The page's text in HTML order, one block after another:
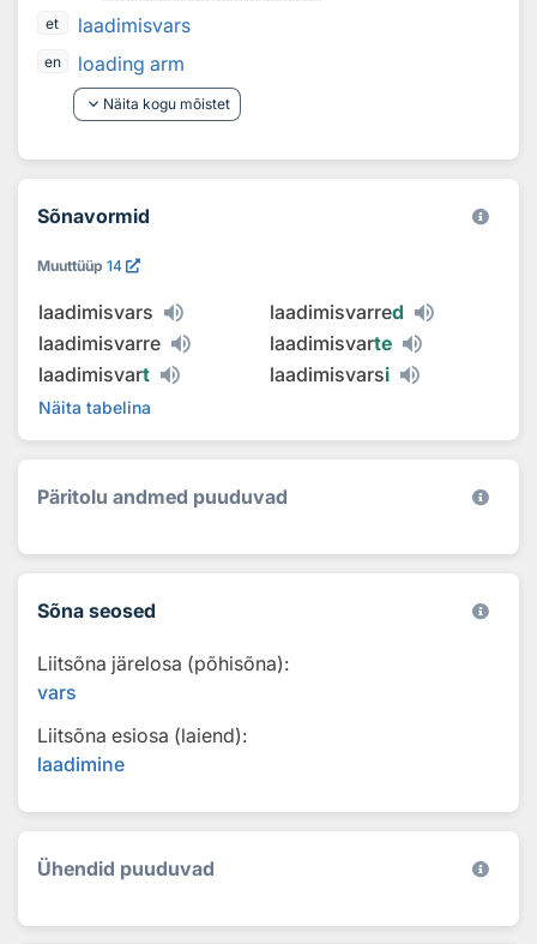
et
laadimisvars
en
loading arm
keyboard_arrow_down Näita kogu mõistet
Sõnavormid
Muuttüüp 14
laadimisvars laadimisvarred
laadimisvarre
laadimisvarte
laadimisvart laadimisvarsi
Näita tabelina
Päritolu andmed puuduvad
Sõna seosed
Liitsõna järelosa (põhisõna):
vars
Liitsõna esiosa (laiend):
laadimine
Ühendid puuduvad